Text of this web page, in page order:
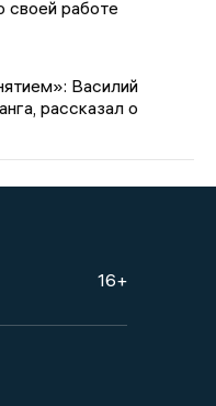
своей работе
Василий
рассказал о
16+